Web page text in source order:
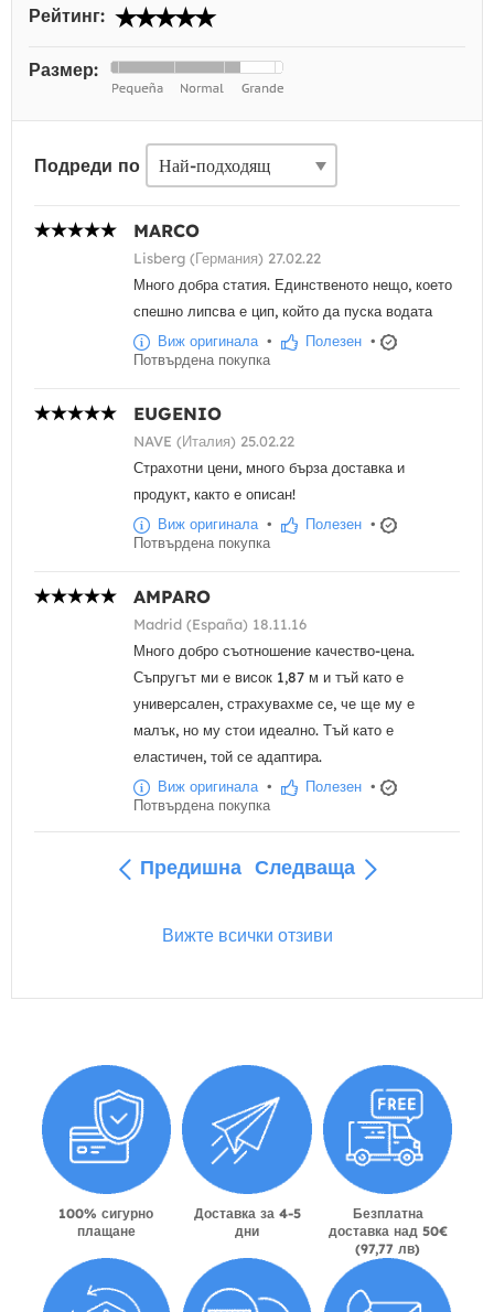
Рейтинг:
Размер:
Подреди по
MARCO
Lisberg (Германия) 27.02.22
Много добра статия. Единственото нещо, което
спешно липсва е цип, който да пуска водата
Виж оригинала • Полезен •
Потвърдена покупка
EUGENIO
NAVE (Италия) 25.02.22
Страхотни цени, много бърза доставка и
продукт, както е описан!
Виж оригинала • Полезен •
Потвърдена покупка
AMPARO
Madrid (España) 18.11.16
Много добро съотношение качество-цена.
Съпругът ми е висок 1,87 м и тъй като е
универсален, страхувахме се, че ще му е
малък, но му стои идеално. Тъй като е
еластичен, той се адаптира.
Виж оригинала • Полезен •
Потвърдена покупка
Предишна Следваща
Вижте всички отзиви
100% сигурно
плащане
Доставка за 4-5
дни
Безплатна
доставка над 50€
(97,77 лв)